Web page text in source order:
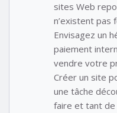
sites Web
n’existent pas
Envisagez un
paiement
vendre votre
Créer un site
une tâche
faire et tant de